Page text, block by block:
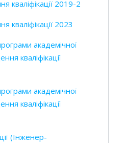
кваліфікації 2019-2
кваліфікації 2023
академічної
кваліфікації
академічної
кваліфікації
(Інженер-